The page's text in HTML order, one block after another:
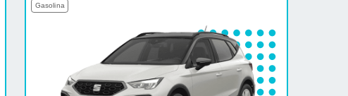
Gasolina